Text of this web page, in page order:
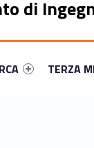
di
primary-84119-
#link-
Link
TERZA